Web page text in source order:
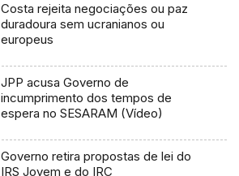
Costa rejeita negociações ou paz
duradoura sem ucranianos ou
europeus
JPP acusa Governo de
incumprimento dos tempos de
espera no SESARAM (Vídeo)
Governo retira propostas de lei do
IRS Jovem e do IRC